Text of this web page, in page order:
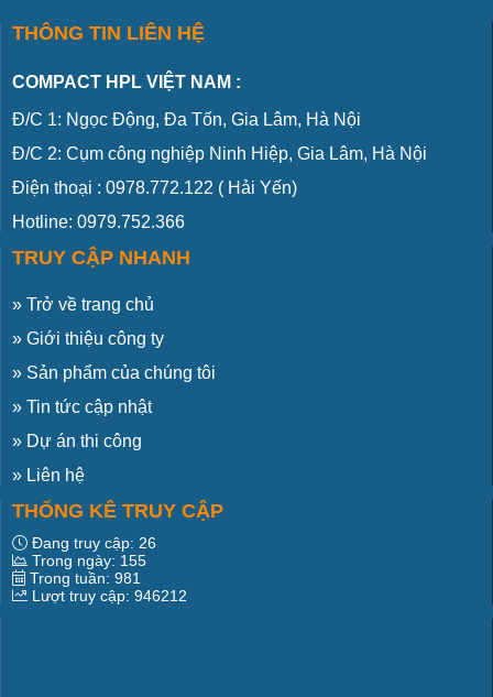
THÔNG TIN LIÊN HỆ
COMPACT HPL VIỆT NAM :
Đ/C 1: Ngọc Động, Đa Tốn, Gia Lâm, Hà Nội
Đ/C 2: Cụm công nghiệp Ninh Hiệp, Gia Lâm, Hà Nội
Điện thoại : 0978.772.122 ( Hải Yến)
Hotline: 0979.752.366
TRUY CẬP NHANH
» Trở về trang chủ
» Giới thiệu công ty
» Sản phẩm của chúng tôi
» Tin tức cập nhật
» Dự án thi công
» Liên hệ
THỐNG KÊ TRUY CẬP
Đang truy cập: 26
Trong ngày: 155
Trong tuần: 981
Lượt truy cập: 946212